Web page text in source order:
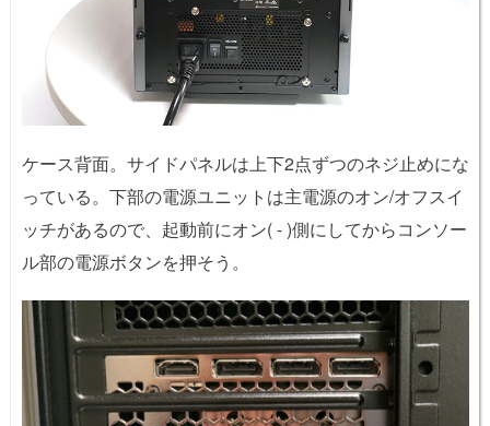
ケース背面。サイドパネルは上下2点ずつのネジ止めにな
っている。下部の電源ユニットは主電源のオン/オフスイ
ッチがあるので、起動前にオン( - )側にしてからコンソー
ル部の電源ボタンを押そう。